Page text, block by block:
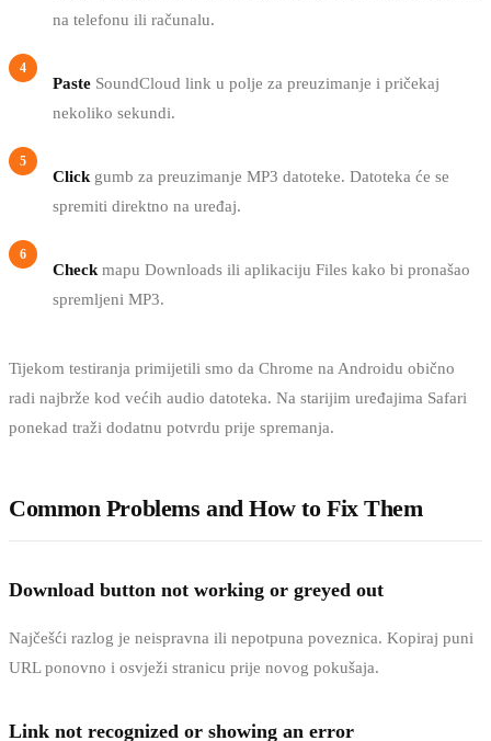
na telefonu ili računalu.
Paste SoundCloud link u polje za preuzimanje i pričekaj
nekoliko sekundi.
Click gumb za preuzimanje MP3 datoteke. Datoteka će se
spremiti direktno na uređaj.
Check mapu Downloads ili aplikaciju Files kako bi pronašao
spremljeni MP3.
Tijekom testiranja primijetili smo da Chrome na Androidu obično
radi najbrže kod većih audio datoteka. Na starijim uređajima Safari
ponekad traži dodatnu potvrdu prije spremanja.
Common Problems and How to Fix Them
Download button not working or greyed out
Najčešći razlog je neispravna ili nepotpuna poveznica. Kopiraj puni
URL ponovno i osvježi stranicu prije novog pokušaja.
Link not recognized or showing an error